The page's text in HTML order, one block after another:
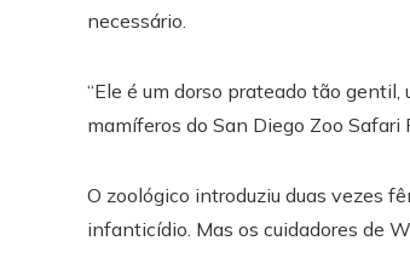
necessário.
“Ele é um dorso prateado tão
mamíferos do San Diego Zoo
O zoológico introduziu duas vezes
infanticídio. Mas os cuidadores de